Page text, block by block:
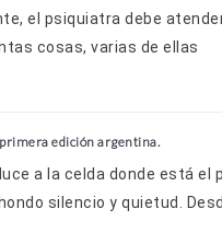
el psiquiatra debe
cosas, varias de ellas
edición argentina.
a la celda donde está el
silencio y quietud.